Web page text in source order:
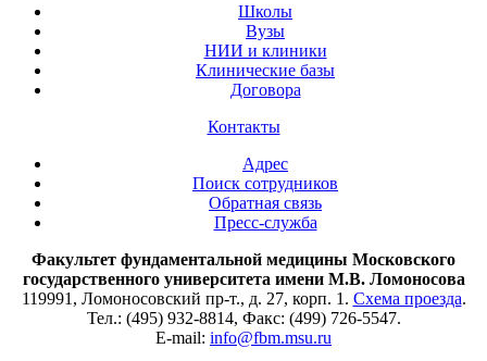
Школы
Вузы
НИИ и клиники
Клинические базы
Договора
Контакты
Адрес
Поиск сотрудников
Обратная связь
Пресс-служба
Факультет фундаментальной медицины Московского
государственного университета имени М.В. Ломоносова
119991, Ломоносовский пр-т., д. 27, корп. 1. Схема проезда.
Тел.: (495) 932-8814, Факс: (499) 726-5547.
E-mail: info@fbm.msu.ru